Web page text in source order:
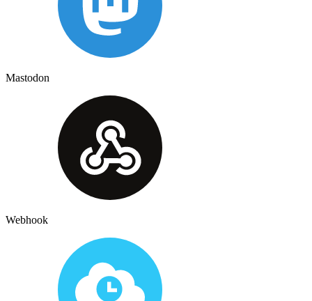
Mastodon
Webhook